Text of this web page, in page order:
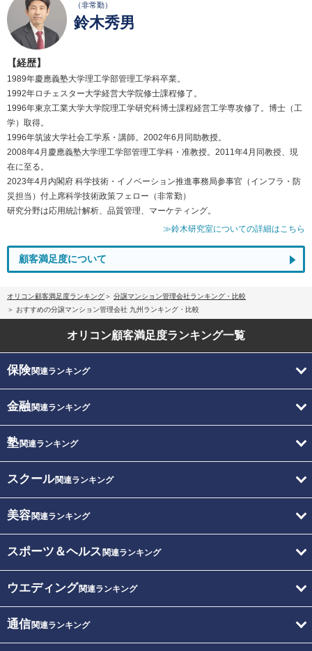
（非常勤）
鈴木秀男
【経歴】
1989年慶應義塾大学理工学部管理工学科卒業。
1992年ロチェスター大学経営大学院修士課程修了。
1996年東京工業大学大学院理工学研究科博士課程経営工学専攻修了。博士（工
学）取得。
1996年筑波大学社会工学系・講師。2002年6月同助教授。
2008年4月慶應義塾大学理工学部管理工学科・准教授。2011年4月同教授、現
在に至る。
2023年4月内閣府 科学技術・イノベーション推進事務局参事官（インフラ・防
災担当）付上席科学技術政策フェロー（非常勤）
研究分野は応用統計解析、品質管理、マーケティング。
≫鈴木研究室についての詳細はこちら
顧客満足度について
オリコン顧客満足度ランキング
分譲マンション管理会社ランキング・比較
おすすめの分譲マンション管理会社 九州ランキング・比較
オリコン顧客満足度ランキング一覧
保険関連ランキング
金融関連ランキング
塾関連ランキング
スクール関連ランキング
美容関連ランキング
スポーツ＆ヘルス 関連ランキング
ウエディング関連ランキング
通信関連ランキング